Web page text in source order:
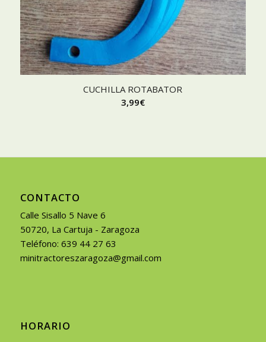
CUCHILLA ROTABATOR
3,99€
CONTACTO
Calle Sisallo 5 Nave 6
50720, La Cartuja - Zaragoza
Teléfono: 639 44 27 63
minitractoreszaragoza@gmail.com
HORARIO